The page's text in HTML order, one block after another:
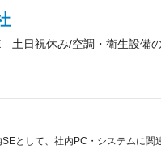
土日祝休み/空調・衛生設備
として、社内PC・システムに